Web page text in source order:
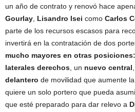
un año de contrato y renovó hace
Gourlay Lisandro Isei como Carlos
parte de los recursos escasos para
invertirá en la contratación de dos
mucho mayores en otras posiciones:
laterales derechos , un nuevo central
delantero de movilidad que aumente
quiere un solo portero que pueda
que esté preparado para dar relevo a